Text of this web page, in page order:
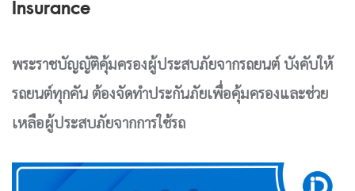
Insurance
พระราชบัญญัติคุ้มครองผู้ประสบภัยจากรถยนต์ บังคับให้
รถยนต์ทุกคัน ต้องจัดทำประกันภัยเพื่อคุ้มครองและช่วย
เหลือผู้ประสบภัยจากการใช้รถ